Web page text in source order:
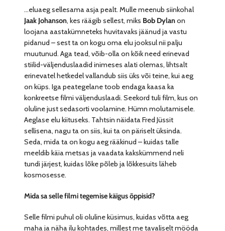
…eluaeg sellesama asja pealt. Mulle meenub siinkohal
Jaak Johanson, kes räägib sellest, miks Bob Dylanon
loojana aastakümneteks huvitavaks jäänud ja vastu
pidanud – sest ta on kogu oma elu jooksul nii palju
muutunud. Aga tead, võib-olla on kõik need erinevad
stiilid-väljenduslaadid inimeses alati olemas, lihtsalt
erinevatel hetkedel vallandub siis üks või teine, kui aeg
on küps. Iga peategelane toob endaga kaasa ka
konkreetse filmi väljenduslaadi. Seekord tuli film, kus on
oluline just sedasorti voolamine. Hümn molutamisele.
Aeglase elu kiituseks. Tahtsin näidata Fred Jüssit
sellisena, nagu ta on siis, kui ta on päriselt üksinda.
Seda, mida ta on kogu aeg rääkinud – kuidas talle
meeldib käia metsas ja vaadata kakskümmend neli
tundi järjest, kuidas lõke põleb ja lõkkesuits läheb
kosmosesse.
Mida sa selle filmi tegemise käigus õppisid?
Selle filmi puhul oli oluline küsimus, kuidas võtta aeg
maha ja näha ilu kohtades, millest me tavaliselt mööda